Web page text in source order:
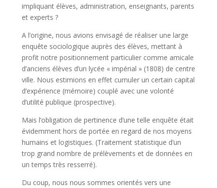
impliquant élèves, administration, enseignants, parents
et experts ?
A l’origine, nous avions envisagé de réaliser une large
enquête sociologique auprès des élèves, mettant à
profit notre positionnement particulier comme amicale
d’anciens élèves d’un lycée « impérial » (1808) de centre
ville. Nous estimions en effet cumuler un certain capital
d’expérience (mémoire) couplé avec une volonté
d’utilité publique (prospective).
Mais l’obligation de pertinence d’une telle enquête était
évidemment hors de portée en regard de nos moyens
humains et logistiques. (Traitement statistique d’un
trop grand nombre de prélèvements et de données en
un temps très resserré).
Du coup, nous nous sommes orientés vers une